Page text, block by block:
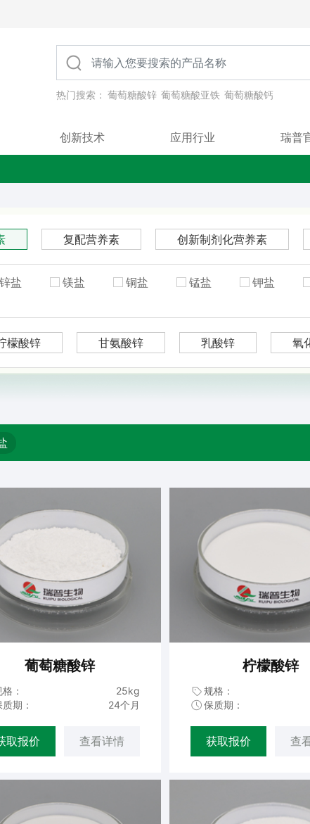
热门搜索： 葡萄糖酸锌 葡萄糖酸亚铁 葡萄糖酸钙
创新技术 应用行业 瑞普
复配营养素 创新制剂化营养素
锌盐 镁盐 铜盐 锰盐 钾盐
檬酸锌 甘氨酸锌 乳酸锌 氧
葡萄糖酸锌
：
25kg
期：
24个月
取报价 查看详情
柠檬酸锌
规格：
保质期：
获取报价 查